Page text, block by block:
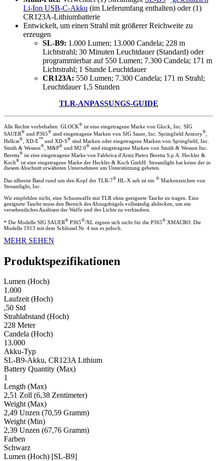
Li-Ion USB-C-Akku (im Lieferumfang enthalten) oder (1)
CR123A-Lithiumbatterie
Entwickelt, um einen Strahl mit größerer Reichweite zu
erzeugen
SL-B9: 1.000 Lumen; 13.000 Candela; 228 m
Lichtstrahl; 30 Minuten Leuchtdauer (Standard) oder
programmierbar auf 550 Lumen; 7.300 Candela; 171 m
Lichtstrahl; 1 Stunde Leuchtdauer
CR123A: 550 Lumen; 7.300 Candela; 171 m Strahl;
Leuchtdauer 1,5 Stunden
TLR-ANPASSUNGS-GUIDE
Alle Rechte vorbehalten. GLOCK® ist eine eingetragene Marke von Glock, Inc. SIG
SAUER® und P365® sind eingetragene Marken von SIG Sauer, Inc. Springfield Armory®
Hellcat® , XD-E™ und XD-S® sind Marken oder eingetragene Marken von Springfield, Inc.
Smith & Wesson® , M&P® und M2.0® sind eingetragene Marken von Smith & Wesson Inc.
Beretta® ist eine eingetragene Marke von Fabbrica d'Armi Pietro Beretta S.p.A. Heckler &
Koch® ist eine eingetragene Marke der Heckler & Koch GmbH. Streamlight hat keine der in
diesem Abschnitt erwähnten Unternehmen um Unterstützung gebeten.
Das silberne Band rund um den Kopf der TLR-7® HL-X sub ist ein ® Markenzeichen von
Streamlight, Inc.
Wir empfehlen nicht, eine Schusswaffe mit TLR ohne geeignete Tasche zu tragen. Eine
geeignete Tasche muss den Bereich des Abzugsbügels vollständig abdecken, um ein
versehentliches Auslösen der Waffe und des Lichts zu verhindern.
* Die Modelle SIG SAUER® P365®/XL eignen sich nicht für die P365® XMACRO. Die
Modelle 1913 mit dem Schlüssel Nr. 4 tun es jedoch.
MEHR SEHEN
Produktspezifikationen
Lumen (Hoch)
1.000
Laufzeit (Hoch)
,50 Std
Strahlabstand (Hoch)
228 Meter
Candela (Hoch)
13.000
Akku-Typ
SL-B9-Akku, CR123A Lithium
Battery Quantity (Max)
1
Length (Max)
2,51 Zoll (6,38 Zentimeter)
Weight (Max)
2,49 Unzen (70,59 Gramm)
Weight (Min)
2,39 Unzen (67,76 Gramm)
Farben
Schwarz
Lumen (Hoch) [SL-B9]